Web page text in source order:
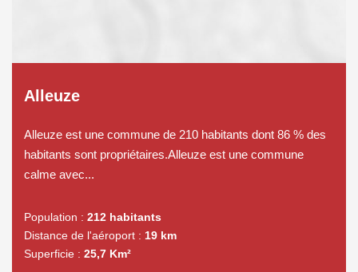
Alleuze
Alleuze est une commune de 210 habitants dont 86 % des
habitants sont propriétaires.Alleuze est une commune
calme avec...
Population : 212 habitants
Distance de l'aéroport : 19 km
Superficie : 25,7 Km²